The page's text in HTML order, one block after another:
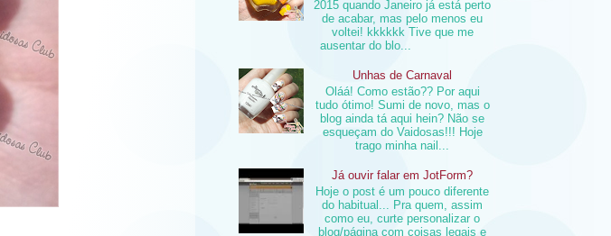
2015 quando Janeiro já está perto
de acabar, mas pelo menos eu
voltei! kkkkkk Tive que me
ausentar do blo...
Unhas de Carnaval
Oláá! Como estão?? Por aqui
tudo ótimo! Sumi de novo, mas o
blog ainda tá aqui hein? Não se
esqueçam do Vaidosas!!! Hoje
trago minha nail...
Já ouvir falar em JotForm?
Hoje o post é um pouco diferente
do habitual... Pra quem, assim
como eu, curte personalizar o
blog/página com coisas legais e